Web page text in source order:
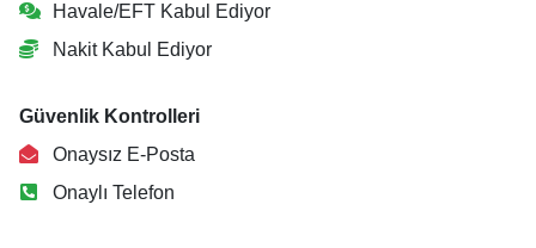
Havale/EFT Kabul Ediyor
Nakit Kabul Ediyor
Güvenlik Kontrolleri
Onaysız E-Posta
Onaylı Telefon